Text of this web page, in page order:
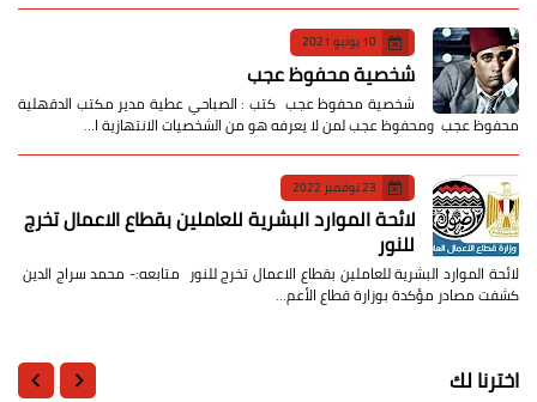
10 يونيو 2021
شخصية محفوظ عجب
شخصية محفوظ عجب كتب : الصباحي عطية مدير مكتب الدقهلية
محفوظ عجب ومحفوظ عجب لمن لا يعرفه هو من الشخصيات الانتهازية ا…
23 نوفمبر 2022
لائحة الموارد البشرية للعاملين بقطاع الاعمال تخرج
للنور
لائحة الموارد البشرية للعاملين بقطاع الاعمال تخرج للنور متابعه:- محمد سراج الدين
كشفت مصادر مؤكدة بوزارة قطاع الأعم…
اخترنا لك